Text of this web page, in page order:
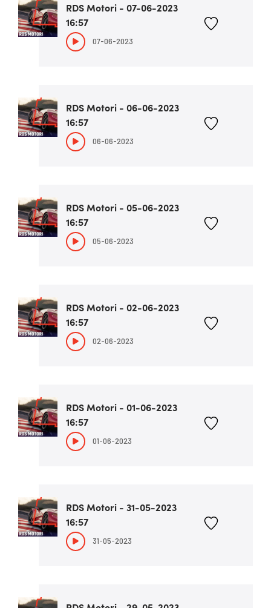
RDS Motori - 07-06-2023
16:57
07-06-2023
RDS Motori - 06-06-2023
16:57
06-06-2023
RDS Motori - 05-06-2023
16:57
05-06-2023
RDS Motori - 02-06-2023
16:57
02-06-2023
RDS Motori - 01-06-2023
16:57
01-06-2023
RDS Motori - 31-05-2023
16:57
31-05-2023